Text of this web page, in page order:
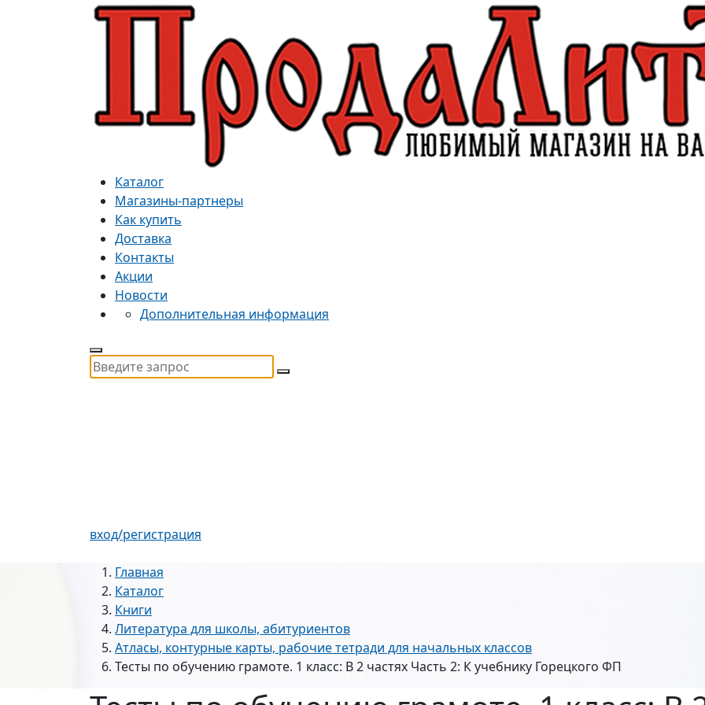
Каталог
Магазины-партнеры
Как купить
Доставка
Контакты
Акции
Новости
Дополнительная информация
вход/регистрация
Главная
Каталог
Книги
Литература для школы, абитуриентов
Атласы, контурные карты, рабочие тетради для начальных классов
Тесты по обучению грамоте. 1 класс: В 2 частях Часть 2: К учебнику Горецкого ФП